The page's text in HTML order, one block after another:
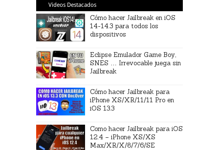
Videos Destacados
Cómo hacer Jailbreak en iOS
14-14.3 para todos los
dispositivos
Eclipse Emulador Game Boy,
SNES … Irrevocable juega sin
Jailbreak
Cómo hacer Jailbreak para
iPhone XS/XR/11/11 Pro en
iOS 13.3
Como hacer Jailbreak para iOS
12.4 – iPhone XS/XS
Max/XR/X/8/7/6/SE